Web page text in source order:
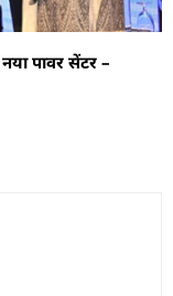
पावर सेंटर –